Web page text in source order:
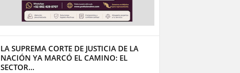
LA SUPREMA CORTE DE JUSTICIA DE LA
NACIÓN YA MARCÓ EL CAMINO: EL
SECTOR...